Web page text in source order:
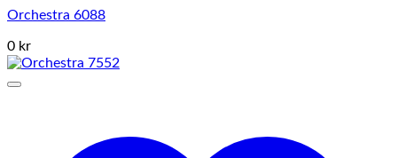
Orchestra 6088
0 kr